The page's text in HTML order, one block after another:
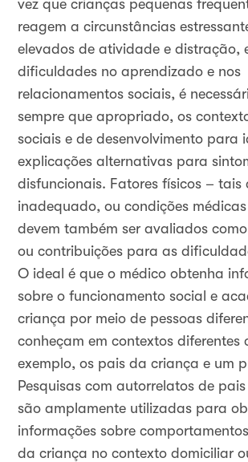
vez que crianças pequenas
reagem a circunstâncias
elevados de atividade e distração,
dificuldades no aprendizado e nos
relacionamentos sociais, é
sempre que apropriado, os
sociais e de desenvolvimento para
explicações alternativas para
disfuncionais. Fatores físicos – tais
inadequado, ou condições
devem também ser avaliados
ou contribuições para as
O ideal é que o médico obtenha
sobre o funcionamento social e
criança por meio de pessoas
conheçam em contextos diferentes
exemplo, os pais da criança e um
Pesquisas com autorrelatos de
são amplamente utilizadas para
informações sobre
da criança no contexto domiciliar